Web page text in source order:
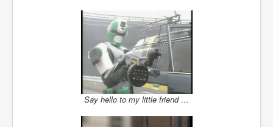
Say hello to my little friend …